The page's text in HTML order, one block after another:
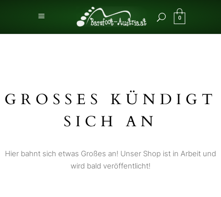
0
GROSSES KÜNDIGT S
ICH AN
Hier bahnt sich etwas Großes an! Unser Shop ist in Arbeit und
wird bald veröffentlicht!